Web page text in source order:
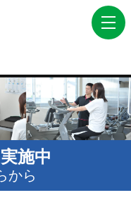
施中
から